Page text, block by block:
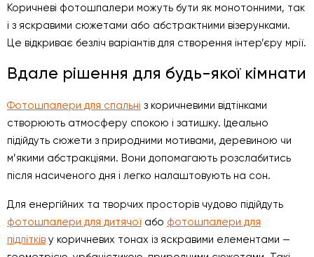
Коричневі фотошпалери можуть бути як монотонними, так
і з яскравими сюжетами або абстрактними візерунками.
Це відкриває безліч варіантів для створення інтер’єру мрії.
Вдале рішення для будь-якої кімнати
Фотошпалери для спальні з коричневими відтінками
створюють атмосферу спокою і затишку. Ідеально
підійдуть сюжети з природними мотивами, деревиною чи
м’якими абстракціями. Вони допомагають розслабитись
після насиченого дня і легко налаштовують на сон.
Для енергійних та творчих просторів чудово підійдуть
фотошпалери для дитячої або фотошпалери для
підлітків у коричневих тонах із яскравими елементами —